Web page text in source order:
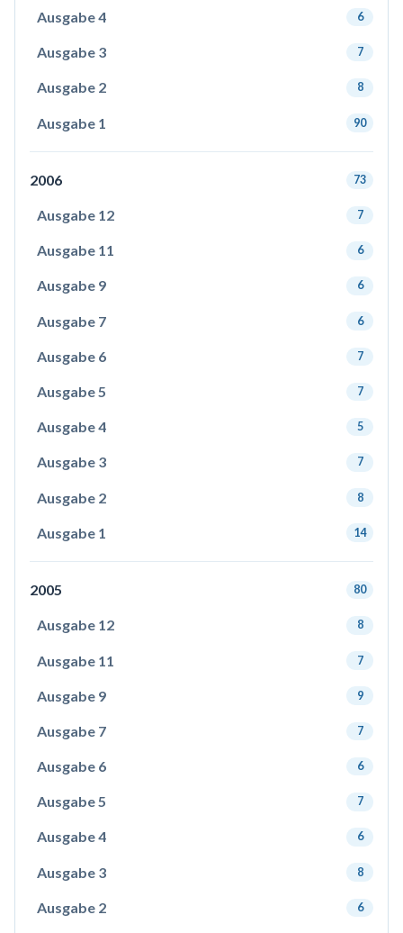
Ausgabe 4 6
Ausgabe 3 7
Ausgabe 2 8
Ausgabe 1 90
2006 73
Ausgabe 12 7
Ausgabe 11 6
Ausgabe 9 6
Ausgabe 7 6
Ausgabe 6 7
Ausgabe 5 7
Ausgabe 4 5
Ausgabe 3 7
Ausgabe 2 8
Ausgabe 1 14
2005 80
Ausgabe 12 8
Ausgabe 11 7
Ausgabe 9 9
Ausgabe 7 7
Ausgabe 6 6
Ausgabe 5 7
Ausgabe 4 6
Ausgabe 3 8
Ausgabe 2 6